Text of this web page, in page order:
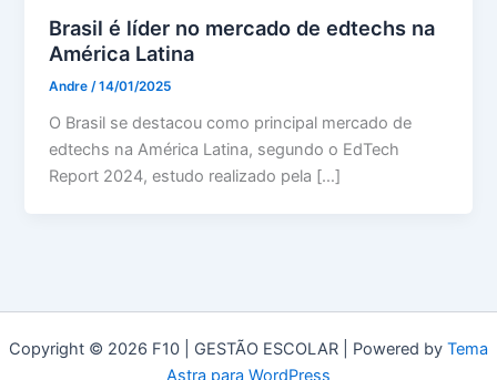
Brasil é líder no mercado de edtechs na
América Latina
Andre/14/01/2025
O Brasil se destacou como principal mercado de
edtechs na América Latina, segundo o EdTech
Report 2024, estudo realizado pela […]
Copyright © 2026 F10 | GESTÃO ESCOLAR | Powered by Tema
Astra para WordPress